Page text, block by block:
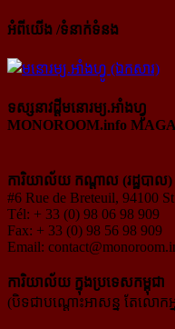
អំពីយើង /ទំនាក់ទំនង
ទស្សនាវដ្ដីមនោរម្យ.អាំងហ្វូ
MONOROOM.info
ការិយាល័យ កណ្ដាល (រដ្ឋបាល)
#6 Rue de Breteuil, 94100
Tél: + 33 (0) 98 06 98 909
Fax: + 33 (0) 98 56 98 909
Email:
ការិយាល័យ ក្នុង​ប្រទេស​កម្ពុជា
(បិទជាបណ្ដោះអាសន្ន តែលោក